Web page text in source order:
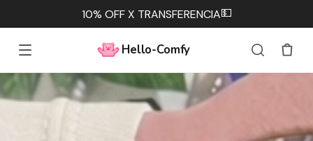
10% OFF X TRANSFERENCIA💵
Hello-Comfy